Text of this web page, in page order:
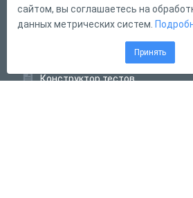
Форма обратной связи
Конструктор тестов
сайтом, вы соглашаетесь на
данных метрических систем.
Принять